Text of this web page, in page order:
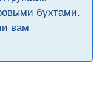
бухтами.
вам